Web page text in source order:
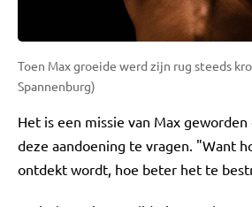
Toen Max groeide werd zijn rug steeds
Spannenburg)
Het is een missie van Max
deze aandoening te vragen. "Want
ontdekt wordt, hoe beter het te